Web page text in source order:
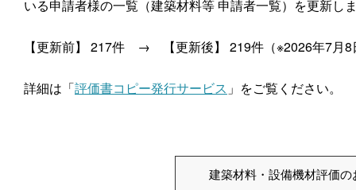
いる申請者様の一覧（建築材料等 申請者一覧）を更新し
【更新前】 217件 → 【更新後】 219件（※2026年7月8
詳細は「評価書コピー発行サービス 」をご覧ください。
建築材料・設備機材評価の